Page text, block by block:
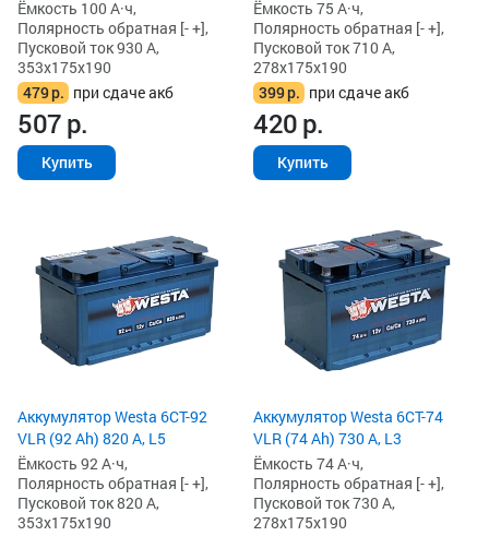
Ёмкость 100 А·ч,
Полярность обратная [- +],
Пусковой ток 930 А,
353x175x190
479р. при сдаче акб
507р.
Купить
Ёмкость 75 А·ч,
Полярность обратная [- +],
Пусковой ток 710 А,
278x175x190
399р. при сдаче акб
420р.
Купить
Аккумулятор Westa 6СТ-92
VLR (92 Ah) 820 А, L5
Ёмкость 92 А·ч,
Полярность обратная [- +],
Пусковой ток 820 А,
353x175x190
Аккумулятор Westa 6СТ-74
VLR (74 Ah) 730 А, L3
Ёмкость 74 А·ч,
Полярность обратная [- +],
Пусковой ток 730 А,
278x175x190